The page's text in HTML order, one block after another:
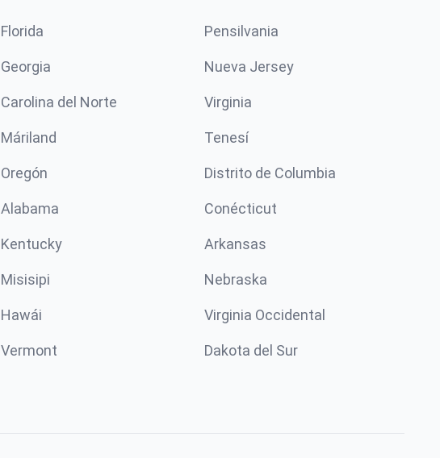
Florida Pensilvania
Georgia Nueva Jersey
Carolina del Norte Virginia
Máriland Tenesí
Oregón Distrito de Columbia
Alabama Conécticut
Kentucky Arkansas
Misisipi Nebraska
Hawái Virginia Occidental
Vermont Dakota del Sur